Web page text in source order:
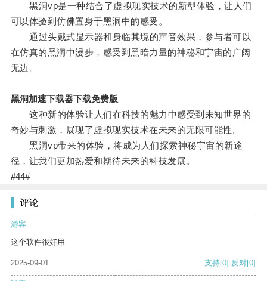
黑洞vp是一种结合了虚拟现实技术的新型体验，让人们
可以体验到仿佛置身于黑洞中的感受。
通过头戴式显示器和身临其境的声音效果，参与者可以
在仿真的黑洞中漫步，感受到黑暗力量的神秘和宇宙的广阔
无边。
黑洞加速下载器下载免费版
这种新的体验让人们在科技的魅力中感受到未知世界的
奇妙与刺激，展现了虚拟现实技术在未来的无限可能性。
黑洞vp带来的体验，将成为人们探索神秘宇宙的新途
径，让我们更加热爱和期待未来的科技发展。
#44#
评论
游客
这个软件很好用
2025-09-01 支持[0] 反对[0]